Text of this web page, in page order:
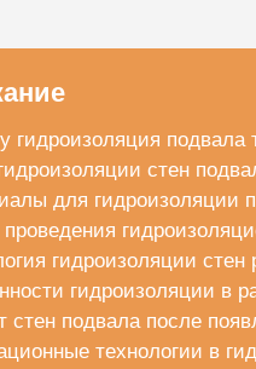
гидроизоляция подвала
стен
для гидроизоляции
гидроизоляции
гидроизоляции в
стен подвала после
технологии в